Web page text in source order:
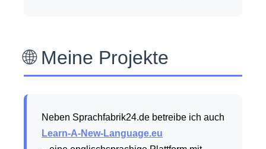
🌐 Meine Projekte
Neben Sprachfabrik24.de betreibe ich auch
Learn-A-New-Language.eu